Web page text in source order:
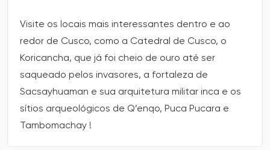
Visite os locais mais interessantes dentro e ao
redor de Cusco, como a Catedral de Cusco, o
Koricancha, que já foi cheio de ouro até ser
saqueado pelos invasores, a fortaleza de
Sacsayhuaman e sua arquitetura militar inca e os
sítios arqueológicos de Q’enqo, Puca Pucara e
Tambomachay !